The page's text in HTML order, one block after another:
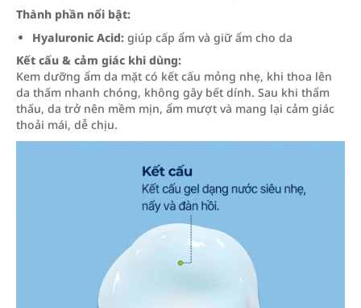
Thành phần nổi bật:
Hyaluronic Acid: giúp cấp ẩm và giữ ẩm cho da
Kết cấu & cảm giác khi dùng:
Kem dưỡng ẩm da mặt có kết cấu mỏng nhẹ, khi thoa lên
da thấm nhanh chóng, không gây bết dính. Sau khi thẩm
thấu, da trở nên mềm mịn, ẩm mượt và mang lại cảm giác
thoải mái, dễ chịu.